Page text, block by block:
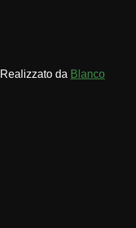
Realizzato da Blanco